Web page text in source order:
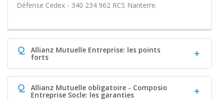
Défense Cedex - 340 234 962 RCS Nanterre.
Q Allianz Mutuelle Entreprise: les points
forts
Q Allianz Mutuelle obligatoire - Composio
Entreprise Socle: les garanties